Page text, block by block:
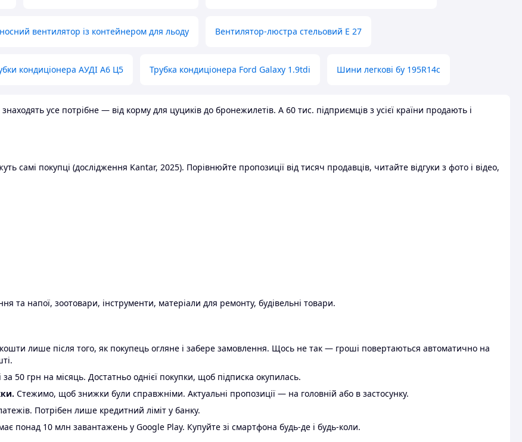
вентилятор із контейнером для льоду Вентилятор-люстра стельовий E 27
кондиціонера АУДІ А6 Ц5 Трубка кондиціонера Ford Galaxy 1.9tdi Шини легкові бу 195R14c
усе потрібне — від корму для цуциків до бронежилетів. А 60 тис. підприємців з усієї країни продають і
самі покупці (дослідження Kantar, 2025). Порівнюйте пропозиції від тисяч продавців, читайте відгуки з фото і відео,
та напої, зоотовари, інструменти, матеріали для ремонту, будівельні товари.
лише після того, як покупець огляне і забере замовлення. Щось не так — гроші повертаються автоматично на
50 грн на місяць. Достатньо однієї покупки, щоб підписка окупилась.
Стежимо, щоб знижки були справжніми. Актуальні пропозиції — на головній або в застосунку.
Потрібен лише кредитний ліміт у банку.
понад 10 млн завантажень у Google Play. Купуйте зі смартфона будь-де і будь-коли.